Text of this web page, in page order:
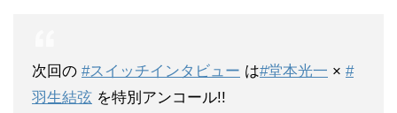
次回の #スイッチインタビュー は#堂本光一 × #
羽生結弦 を特別アンコール!!